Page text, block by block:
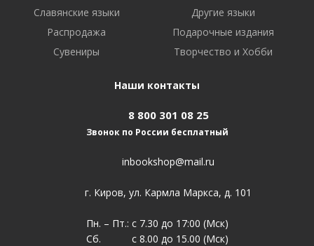
Славянские языки
Другие языки
Распродажа
Подарочные издания
Сувениры
Творчество и Хобби
Наши контакты
8 800 301 08 25
Звонок по России бесплатный
inbookshop@mail.ru
г. Киров, ул. Кармла Маркса, д. 101
Пн. – Пт.: с 7.30 до 17:00 (Мск)
Сб. с 8.00 до 15.00 (Мск)